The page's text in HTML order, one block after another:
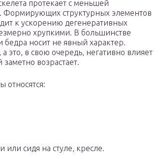
протекает с меньшей
Формирующих структурных элементов
к ускорению дегенеративных
хрупкими. В большинстве
носит не явный характер.
в свою очередь, негативно влияет
возрастает.
относятся:
или сидя на стуле, кресле.